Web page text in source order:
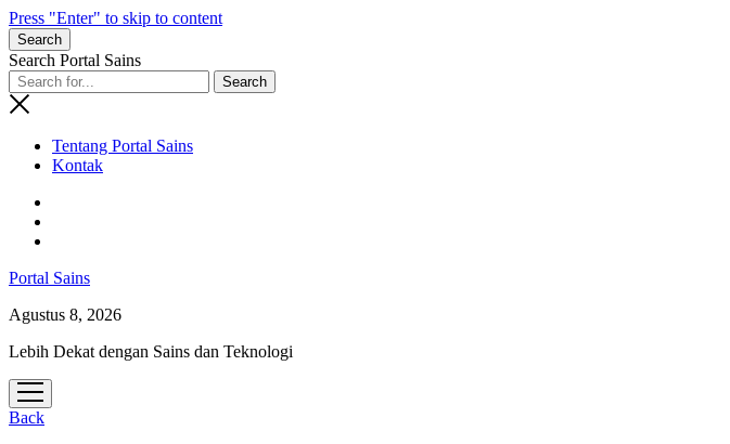
Press "Enter" to skip to content
Search
Search Portal Sains
Tentang Portal Sains
Kontak
Portal Sains
Agustus 8, 2026
Lebih Dekat dengan Sains dan Teknologi
open
menu
Back